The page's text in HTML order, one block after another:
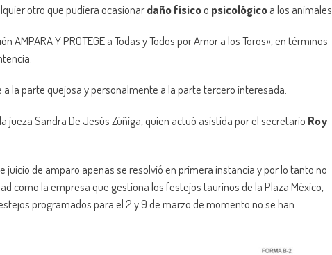
otro que pudiera ocasionardaño físicoo psicológicoa los animales.
AMPARA Y PROTEGE a Todas y Todos por Amor a los Toros», en términos
la parte quejosa y personalmente a la parte tercero interesada.
Sandra De Jesús Zúñiga, quien actuó asistida por el secretario Roy
de amparo apenas se resolvió en primera instancia y por lo tanto no
como la empresa que gestiona los festejos taurinos de la Plaza México,
programados para el 2 y 9 de marzo de momento no se han